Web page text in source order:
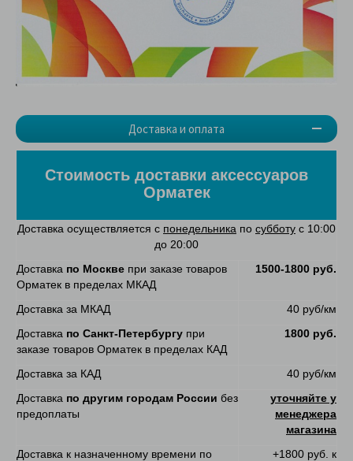
Доставка и оплата
Стоимость доставки аксессуаров
Орматек
Доставка осуществляется с понедельника по субботу с 10:00
до 20:00
Доставка по Москве при заказе товаров
Орматек в пределах МКАД
1500-1800 руб.
Доставка за МКАД
40 руб/км
Доставка по Санкт-Петербургу при
заказе товаров Орматек в пределах КАД
1800 руб.
Доставка за КАД
40 руб/км
Доставка по другим городам России без
предоплаты
уточняйте у
менеджера
магазина
Доставка к назначенному времени по
+1800 руб. к